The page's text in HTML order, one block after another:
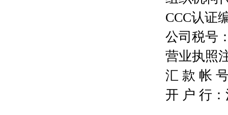
CCC认证
公司税号
营业执照
汇 款 帐
开 户 行